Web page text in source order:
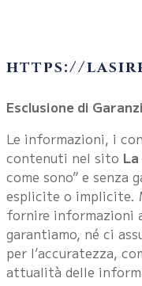
https://
Esclusione di
Le informazioni, i
contenuti nel sito
come sono” e senza
esplicite o implicite.
fornire informazioni
garantiamo, né ci
per l’accuratezza,
attualità delle